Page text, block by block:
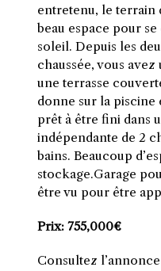
entretenu, le terrain
beau espace pour
soleil. Depuis les
chaussée, vous
une terrasse
donne sur la piscine
prêt à être fini dans
indépendante de 2
bains. Beaucoup
stockage.Garage
être vu pour être
Prix: 755,000€
Consultez